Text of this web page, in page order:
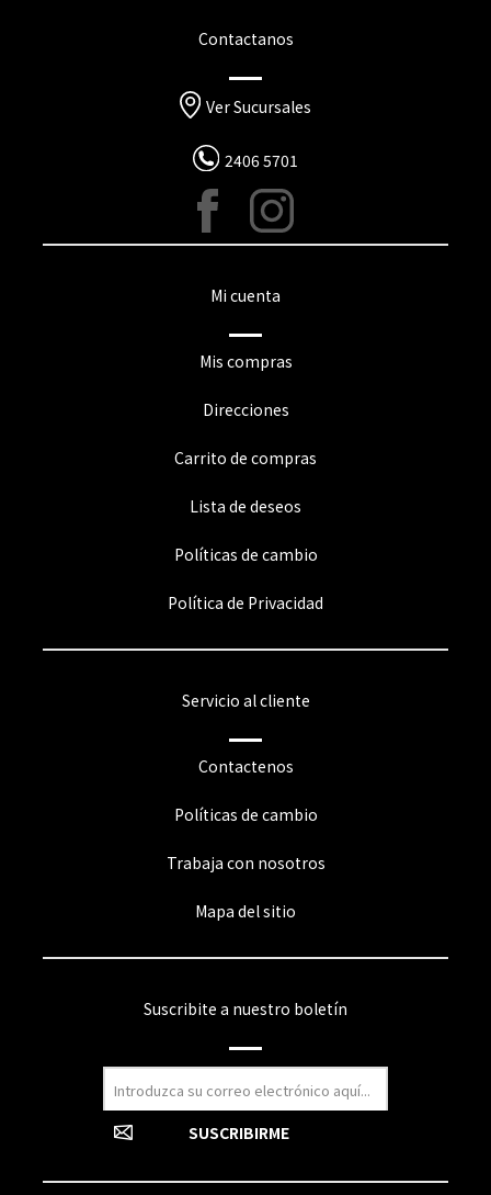
Contactanos
Ver Sucursales
2406 5701
Mi cuenta
Mis compras
Direcciones
Carrito de compras
Lista de deseos
Políticas de cambio
Política de Privacidad
Servicio al cliente
Contactenos
Políticas de cambio
Trabaja con nosotros
Mapa del sitio
Suscribite a nuestro boletín